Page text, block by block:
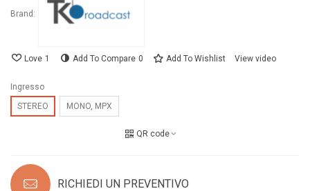
Brand:
Love 1 Add To Compare 0 Add To Wishlist View video
Ingresso
STEREO
MONO, MPX
QR code
RICHIEDI UN PREVENTIVO